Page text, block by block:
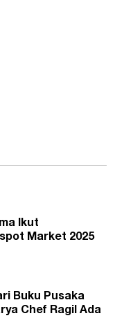
Ikut
Market 2025
Buku Pusaka
Chef Ragil Ada